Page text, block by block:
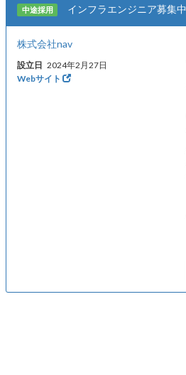
中途採用 インフラエンジニア募集中
株式会社nav
設立日 2024年2月27日
Webサイト